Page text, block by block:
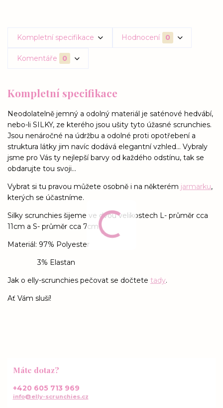
Kompletní specifikace Hodnocení 0
Komentáře 0
Kompletní specifikace
Neodolatelně jemný a odolný materiál je saténové hedvábí,
nebo-li SILKY, ze kterého jsou ušity tyto úžasné scrunchies.
Jsou nenáročné na údržbu a odolné proti opotřebení a
struktura látky jim navíc dodává elegantní vzhled... Vybraly
jsme pro Vás ty nejlepší barvy od každého odstínu, tak se
obdarujte tou svoji...
Vybrat si tu pravou můžete osobně i na některém jarmarku,
kterých se účastníme.
Silky scrunchies šijeme ve dvou velikostech L- průměr cca
11cm a S- průměr cca 7cm
Materiál: 97% Polyester
3% Elastan
Jak o elly-scrunchies pečovat se dočtete tady.
Ať Vám sluší!
Máte dotaz?
+420 605 713 969
info@elly-scrunchies.cz